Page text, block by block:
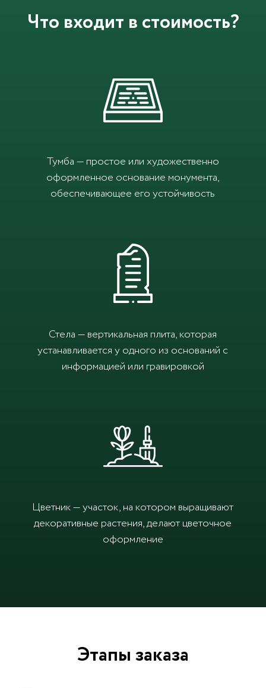
Что входит в стоимость?
Тумба — простое или художественно
оформленное основание монумента,
обеспечивающее его устойчивость
Стела — вертикальная плита, которая
устанавливается у одного из оснований с
информацией или гравировкой
Цветник — участок, на котором выращивают
декоративные растения, делают цветочное
оформление
Этапы заказа